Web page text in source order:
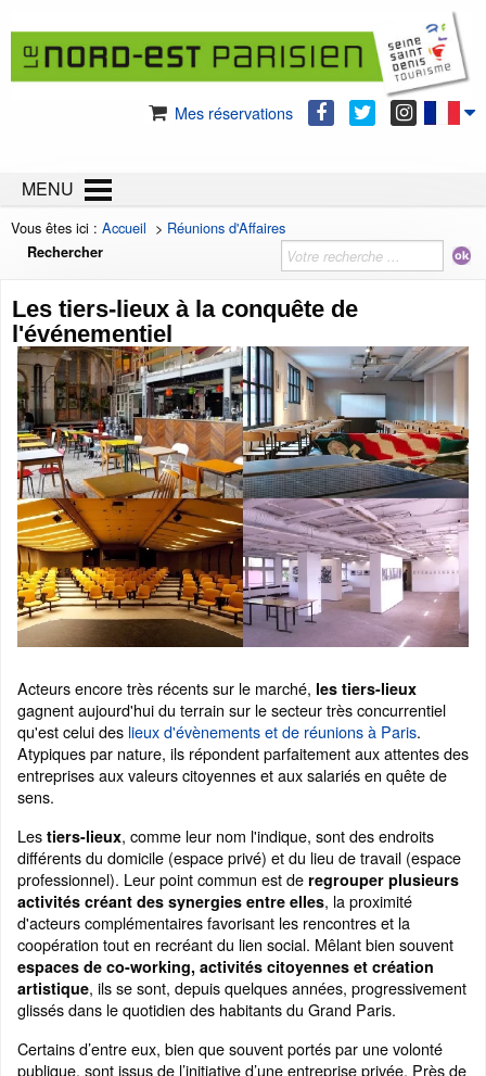
Mes réservations
MENU
Vous êtes ici : Accueil > Réunions d'Affaires
Rechercher
Les tiers-lieux à la conquête de
l'événementiel
Acteurs encore très récents sur le marché, les tiers-lieux
gagnent aujourd'hui du terrain sur le secteur très concurrentiel
qu'est celui des lieux d'évènements et de réunions à Paris.
Atypiques par nature, ils répondent parfaitement aux attentes des
entreprises aux valeurs citoyennes et aux salariés en quête de
sens.
Les tiers-lieux, comme leur nom l'indique, sont des endroits
différents du domicile (espace privé) et du lieu de travail (espace
professionnel). Leur point commun est de regrouper plusieurs
activités créant des synergies entre elles, la proximité
d'acteurs complémentaires favorisant les rencontres et la
coopération tout en recréant du lien social. Mêlant bien souvent
espaces de co-working, activités citoyennes et création
artistique, ils se sont, depuis quelques années, progressivement
glissés dans le quotidien des habitants du Grand Paris.
Certains d’entre eux, bien que souvent portés par une volonté
publique, sont issus de l’initiative d’une entreprise privée. Près de